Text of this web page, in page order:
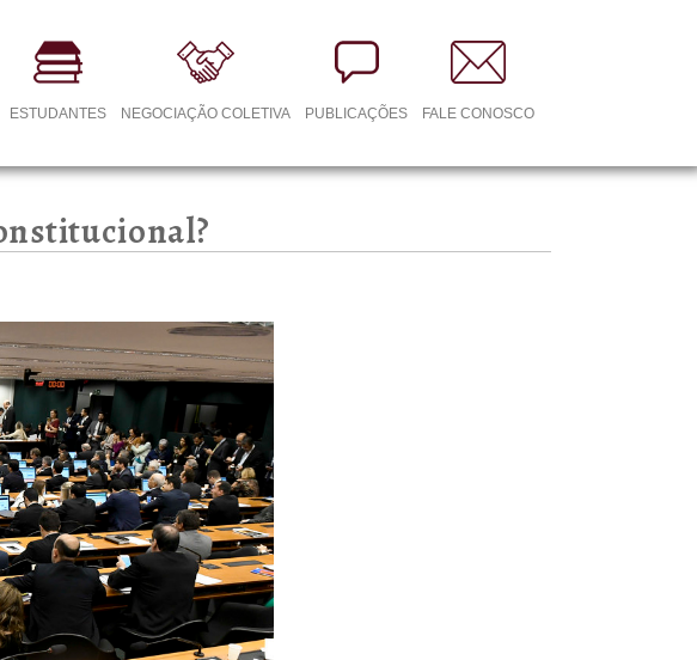
ESTUDANTES NEGOCIAÇÃO COLETIVA PUBLICAÇÕES FALE CONOSCO